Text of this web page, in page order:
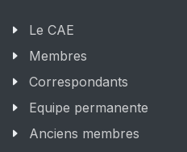
Le CAE
Membres
Correspondants
Equipe permanente
Anciens membres